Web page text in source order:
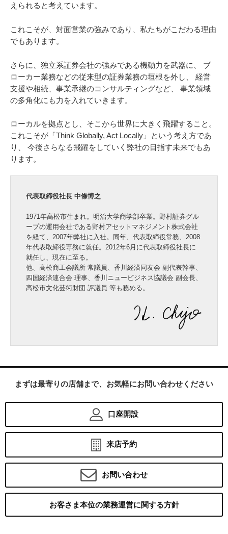
えられると考えています。
これこそが、対面営業の強みであり、私たちがこだわる理由
でもあります。
さらに、独立系証券会社の強みである機動力を武器に、
ブ
ローカー業務などの従来型の証券業務の垣根を外し、
経営
支援や相続、事業承継のコンサルティングなど、
事業領域
の多角化にも力を入れていきます。
ローカルを拠点とし、そこから世界に大きく飛躍すること。
これこそが「Think Globally, Act Locally」という考え方であ
り、
今後さらなる飛躍をしていく弊社の目指す未来でもあ
ります。
代表取締役社長 中條博之
1971年高松市生まれ。明治大学商学部卒業。野村証券グル
ープの運用会社である野村アセットマネジメント株式会社
を経て、2007年弊社に入社。同年、代表取締役常務、2008
年代表取締役専務に就任。2012年6月に代表取締役社長に
就任し、現在に至る。
他、高松商工会議所 常議員、香川経済同友会 副代表幹事、
四国経済連合会 理事、香川ニュービジネス協議会 副会長、
高松市文化芸術財団 評議員 等も務める。
まずは最寄りの店舗まで、お気軽にお問い合わせください
口座開設
来店予約
お問い合わせ
お客さま本位の業務運営に関する方針